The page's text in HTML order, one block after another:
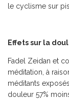
le cyclisme sur
Effets sur la
Fadel Zeidan et
méditation, à
méditants
douleur 57%